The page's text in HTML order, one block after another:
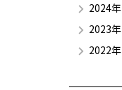
2024年
2023年
2022年